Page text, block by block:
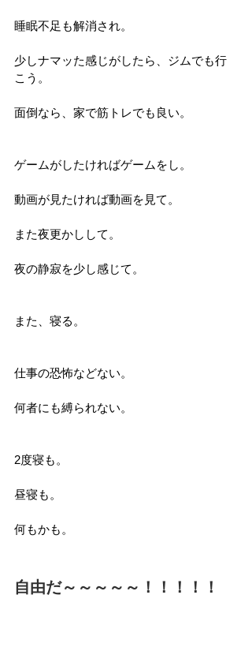
睡眠不足も解消され。
少しナマッた感じがしたら、ジムでも行
こう。
面倒なら、家で筋トレでも良い。
ゲームがしたければゲームをし。
動画が見たければ動画を見て。
また夜更かしして。
夜の静寂を少し感じて。
また、寝る。
仕事の恐怖などない。
何者にも縛られない。
2度寝も。
昼寝も。
何もかも。
自由だ～～～～～！！！！！